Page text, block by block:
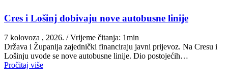
Cres i Lošinj dobivaju nove autobusne linije
7 kolovoza , 2026. / Vrijeme čitanja: 1min
Država i Županija zajednički financiraju javni prijevoz. Na Cresu i
Lošinju uvode se nove autobusne linije. Dio postojećih…
Pročitaj više